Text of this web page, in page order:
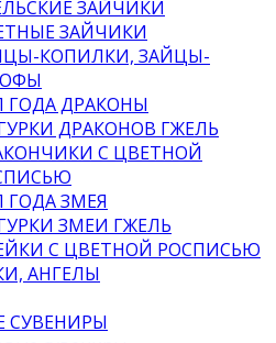
ЗАЙЧИКИ
ЗАЙЧИКИ
КОПИЛКИ, ЗАЙЦЫ-
ДРАКОНЫ
ДРАКОНОВ ГЖЕЛЬ
С ЦВЕТНОЙ
ЗМЕЯ
ЗМЕИ ГЖЕЛЬ
С ЦВЕТНОЙ РОСПИСЬЮ
АНГЕЛЫ
СУВЕНИРЫ